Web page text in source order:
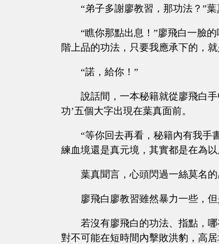
“弟子多謝廖教習，那功法？”
“瞧你那點出息！”廖飛白一臉
階上品的功法，只要我應承下的，
“諾，給你！”
說話間，一本秘籍就從廖飛白
功’五個大字出現在葉真面前。
“等你回去再看，秘籍內有我手
練血境還是真元境，其實都是在為
葉真聞言，心頭閃過一絲莫名
廖飛白廖教習雖然暴力一些，
若沒有廖飛白的功法、指點，
對不可能在短時間內擊敗洪豹，高